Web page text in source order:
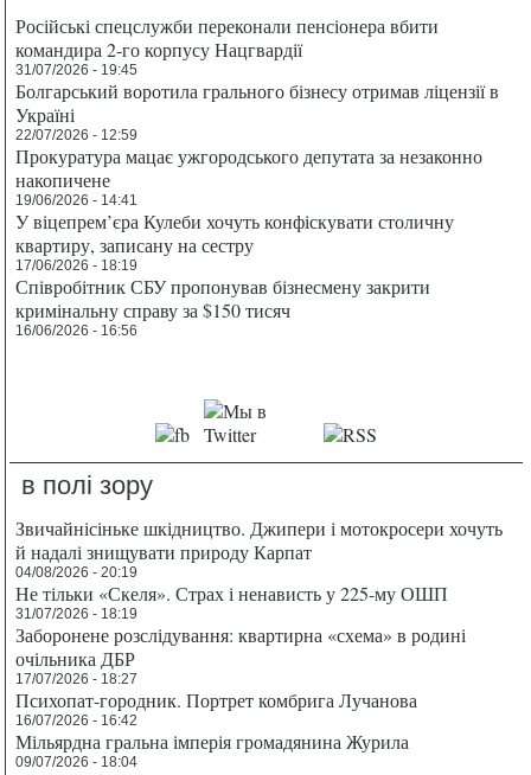
Російські спецслужби переконали пенсіонера вбити
командира 2-го корпусу Нацгвардії
31/07/2026 - 19:45
Болгарський воротила грального бізнесу отримав ліцензії в
Україні
22/07/2026 - 12:59
Прокуратура мацає ужгородського депутата за незаконно
накопичене
19/06/2026 - 14:41
У віцепрем’єра Кулеби хочуть конфіскувати столичну
квартиру, записану на сестру
17/06/2026 - 18:19
Співробітник СБУ пропонував бізнесмену закрити
кримінальну справу за $150 тисяч
16/06/2026 - 16:56
в полі зору
Звичайнісіньке шкідництво. Джипери і мотокросери хочуть
й надалі знищувати природу Карпат
04/08/2026 - 20:19
Не тільки «Скеля». Страх і ненависть у 225-му ОШП
31/07/2026 - 18:19
Заборонене розслідування: квартирна «схема» в родині
очільника ДБР
17/07/2026 - 18:27
Психопат-городник. Портрет комбрига Лучанова
16/07/2026 - 16:42
Мільярдна гральна імперія громадянина Журила
09/07/2026 - 18:04